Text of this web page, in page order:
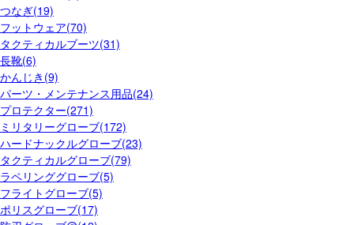
つなぎ(19)
フットウェア(70)
タクティカルブーツ(31)
長靴(6)
かんじき(9)
パーツ・メンテナンス用品(24)
プロテクター(271)
ミリタリーグローブ(172)
ハードナックルグローブ(23)
タクティカルグローブ(79)
ラペリンググローブ(5)
フライトグローブ(5)
ポリスグローブ(17)